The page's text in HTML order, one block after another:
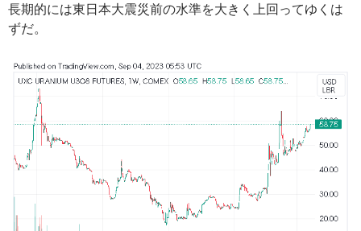
長期的には東日本大震災前の水準を大きく上回ってゆくは
ずだ。